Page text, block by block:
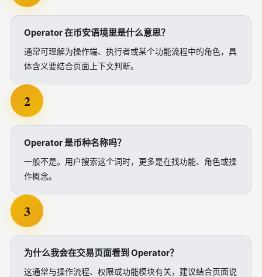
Operator 在币安语境里是什么意思？
通常可理解为操作端、执行者或某个功能流程中的角色，具
体含义要结合页面上下文判断。
2
Operator 是币种名称吗？
一般不是。用户搜索这个词时，更多是在找功能、角色或操
作概念。
3
为什么我会在交易页面看到 Operator？
这通常与操作流程、权限或功能模块有关，建议结合页面说